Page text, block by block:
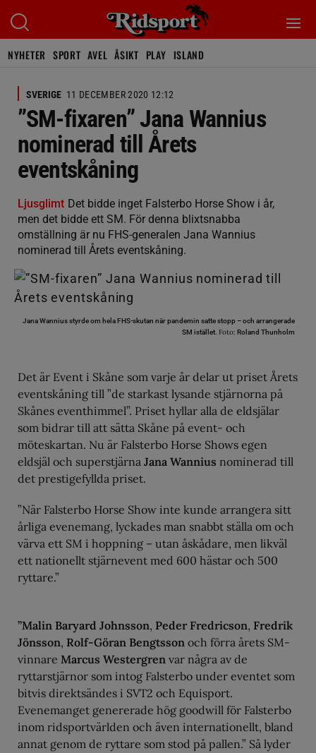
NYHETER SPORT AVEL ÅSIKT PLAY ISLAND
SVERIGE 11 DECEMBER 2020 12:12
”SM-fixaren” Jana Wannius
nominerad till Årets
eventskåning
Ljusglimt Det bidde inget Falsterbo Horse Show i år,
men det bidde ett SM. För denna blixtsnabba
omställning är nu FHS-generalen Jana Wannius
nominerad till Årets eventskåning.
Jana Wannius styrde om hela FHS-skutan när pandemin satte stopp – och arrangerade
SM istället. Foto: Roland Thunholm
Det är Event i Skåne som varje år delar ut priset Årets
eventskåning till ”de starkast lysande stjärnorna på
Skånes eventhimmel”. Priset hyllar alla de eldsjälar
som bidrar till att sätta Skåne på event- och
möteskartan. Nu är Falsterbo Horse Shows egen
eldsjäl och superstjärna Jana Wannius nominerad till
det prestigefyllda priset.
”När Falsterbo Horse Show inte kunde arrangera sitt
årliga evenemang, lyckades man snabbt ställa om och
värva ett SM i hoppning – utan åskådare, men likväl
ett nationellt stjärnevent med 600 hästar och 500
ryttare.”
”Malin Baryard Johnsson, Peder Fredricson, Fredrik
Jönsson, Rolf-Göran Bengtsson och förra årets SM-
vinnare Marcus Westergren var några av de
ryttarstjärnor som intog Falsterbo under eventet som
bitvis direktsändes i SVT2 och Equisport.
Evenemanget genererade hög goodwill för Falsterbo
inom ridsportvärlden och även internationellt, bland
annat genom de ryttare som stod på pallen.” Så lyder